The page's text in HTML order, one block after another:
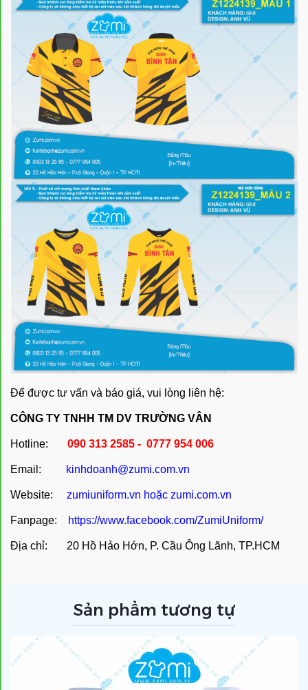
Để được tư vấn và báo giá, vui lòng liên hệ:
CÔNG TY TNHH TM DV TRƯỜNG VÂN
Hotline: 090 313 2585 - 0777 954 006
Email: kinhdoanh@zumi.com.vn
Website: zumiuniform.vn hoặc zumi.com.vn
Fanpage: https://www.facebook.com/ZumiUniform/
Địa chỉ: 20 Hồ Hảo Hớn, P. Cầu Ông Lãnh, TP.HCM
Sản phẩm tương tự